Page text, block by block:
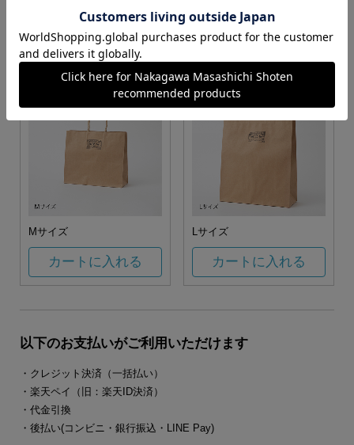
カートに入れる カートに入れる
Mサイズ
カートに入れる
Lサイズ
カートに入れる
以下のお支払いがご利用いただけます
・クレジット決済（一括払い）
・楽天ペイ（旧：楽天ID決済）
・代金引換
・後払い(コンビニ・銀行振込・LINE Pay)